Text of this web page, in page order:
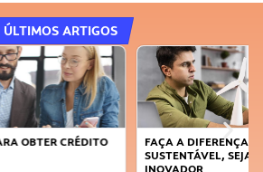
ÚLTIMOS ARTIGOS
FAÇA A DIFERENÇA: SEJA
SUSTENTÁVEL, SEJA